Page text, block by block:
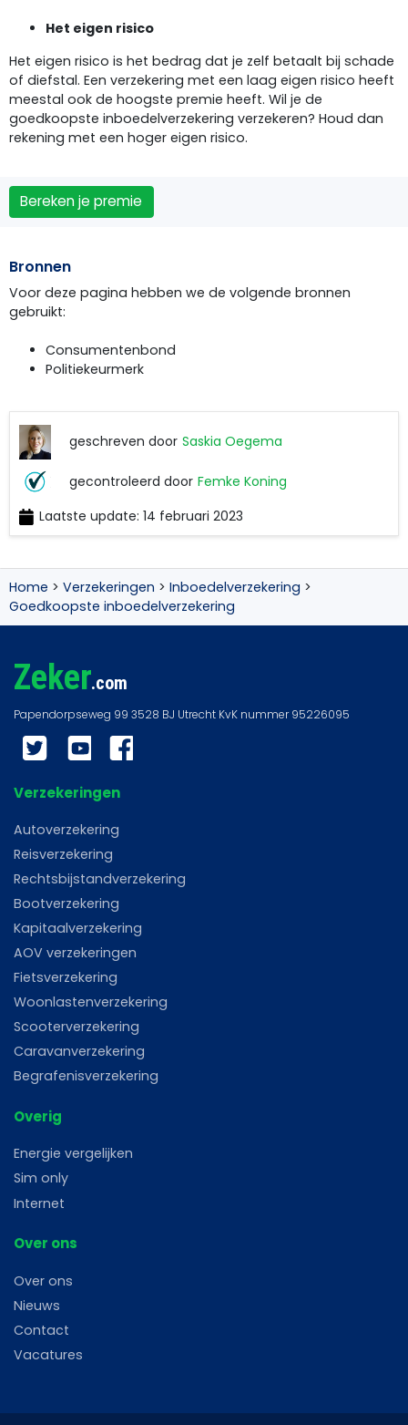
Het eigen risico
Het eigen risico is het bedrag dat je zelf betaalt bij schade
of diefstal. Een verzekering met een laag eigen risico heeft
meestal ook de hoogste premie heeft. Wil je de
goedkoopste inboedelverzekering verzekeren? Houd dan
rekening met een hoger eigen risico.
Bereken je premie
Bronnen
Voor deze pagina hebben we de volgende bronnen
gebruikt:
Consumentenbond
Politiekeurmerk
geschreven door Saskia Oegema
Saskia
gecontroleerd door Femke Koning
Koning
Laatste update: 14 februari 2023
Home > Verzekeringen > Inboedelverzekering >
Goedkoopste inboedelverzekering
Zeker.com
Twitter YouTube
Verzekeringen
Autoverzekering
Reisverzekering
Rechtsbijstandverzekering
Bootverzekering
Kapitaalverzekering
AOV verzekeringen
Fietsverzekering
Woonlastenverzekering
Scooterverzekering
Caravanverzekering
Begrafenisverzekering
Overig
Energie vergelijken
Sim only
Internet
Over ons
Over ons
Nieuws
Contact
Vacatures